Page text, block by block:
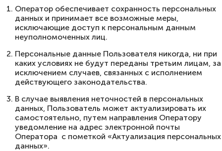
Оператор обеспечивает сохранность персональных
данных и принимает все возможные меры,
исключающие доступ к персональным данным
неуполномоченных лиц.
Персональные данные Пользователя никогда, ни при
каких условиях не будут переданы третьим лицам, за
исключением случаев, связанных с исполнением
действующего законодательства.
В случае выявления неточностей в персональных
данных, Пользователь может актуализировать их
самостоятельно, путем направления Оператору
уведомление на адрес электронной почты
Оператора с пометкой «Актуализация персональных
данных».